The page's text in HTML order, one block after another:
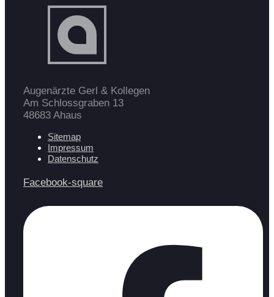
Augenärzte Gerl & Kollegen
Am Schlossgraben 13
48683 Ahaus
Sitemap
Impressum
Datenschutz
Facebook-square